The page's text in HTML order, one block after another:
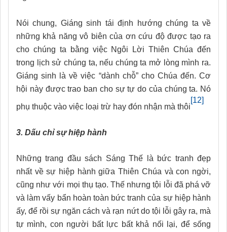
Nói chung, Giáng sinh tái định hướng chúng ta về
những khả năng vô biên của ơn cứu độ được tạo ra
cho chúng ta bằng việc Ngôi Lời Thiên Chúa đến
trong lịch sử chúng ta, nếu chúng ta mở lòng mình ra.
Giáng sinh là về việc “dành chỗ” cho Chúa đến. Cơ
hội này được trao ban cho sự tự do của chúng ta. Nó
phụ thuộc vào việc loại trừ hay đón nhận mà thôi
[12]
3. Dấu chỉ sự hiệp hành
Những trang đầu sách Sáng Thế là bức tranh đẹp
nhất về sự hiệp hành giữa Thiên Chúa và con ngời,
cũng như với mọi thụ tạo. Thế nhưng tội lỗi đã phá vỡ
và làm vấy bẩn hoàn toàn bức tranh của sự hiệp hành
ấy, để rồi sự ngăn cách và rạn nứt do tội lỗi gây ra, mà
tự mình, con người bất lực bất khả nối lại, để sống